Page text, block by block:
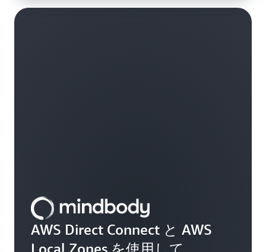
AWS Direct Connect と AWS
Local Zones を使用して